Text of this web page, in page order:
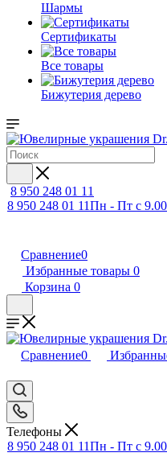
Шармы
Сертификаты
Все товары
Бижутерия дерево
8 950 248 01 11
8 950 248 01 11Пн - Пт с
Сравнение0
Избранные товары 0
Корзина 0
Сравнение0
Телефоны
8 950 248 01 11Пн - Пт с